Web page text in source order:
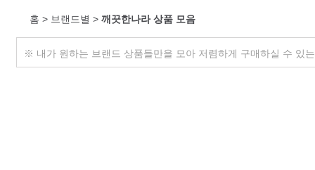
홈 > 브랜드별 > 깨끗한나라 상품 모음
※ 내가 원하는 브랜드 상품들만을 모아 저렴하게 구매하실 수 있